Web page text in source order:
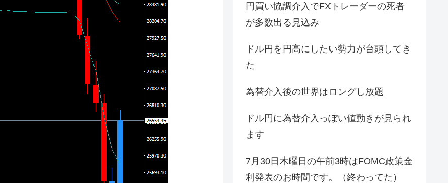
円買い協調介入でFXトレーダーの死者
が多数出る見込み
ドル円を円高にしたい勢力が台頭してき
た
為替介入後の世界はロングし放題
ドル円に為替介入っぽい値動きが見られ
ます
7月30日木曜日の午前3時はFOMC政策金
利発表のお時間です。（終わってた）